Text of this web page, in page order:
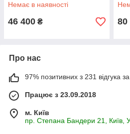
Немає в наявності
46 400 ₴ 80
Про нас
97% позитивних з 231 відгука за
Працює з 23.09.2018
м. Київ
пр. Степана Бандери 21, Київ,